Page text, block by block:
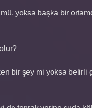
yoksa başka bir
bir şey mi yoksa belirli